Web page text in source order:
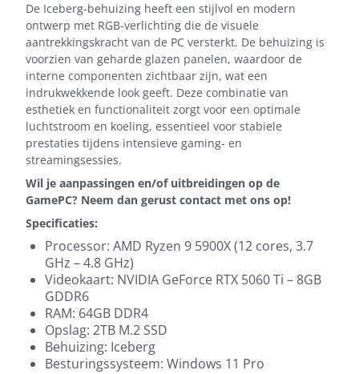
De Iceberg-behuizing heeft een stijlvol en modern
ontwerp met RGB-verlichting die de visuele
aantrekkingskracht van de PC versterkt. De behuizing is
voorzien van geharde glazen panelen, waardoor de
interne componenten zichtbaar zijn, wat een
indrukwekkende look geeft. Deze combinatie van
esthetiek en functionaliteit zorgt voor een optimale
luchtstroom en koeling, essentieel voor stabiele
prestaties tijdens intensieve gaming- en
streamingsessies.
Wil je aanpassingen en/of uitbreidingen op de
GamePC? Neem dan gerust contact met ons op!
Specificaties:
Processor: AMD Ryzen 9 5900X (12 cores, 3.7
GHz – 4.8 GHz)
Videokaart: NVIDIA GeForce RTX 5060 Ti – 8GB
GDDR6
RAM: 64GB DDR4
Opslag: 2TB M.2 SSD
Behuizing: Iceberg
Besturingssysteem: Windows 11 Pro